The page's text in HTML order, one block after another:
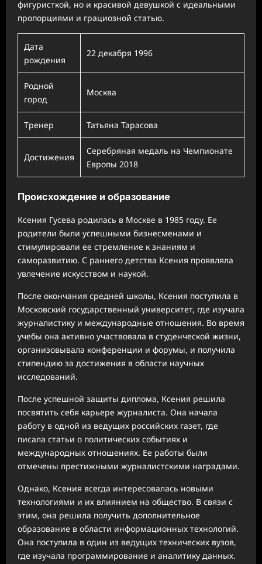
фигуристкой, но и красивой девушкой с идеальными
пропорциями и грациозной статью.
Дата
рождения
22 декабря 1996
Родной
город
Москва
Тренер Татьяна Тарасова
Достижения
Серебряная медаль на Чемпионате
Европы 2018
Происхождение и образование
Ксения Гусева родилась в Москве в 1985 году. Ее
родители были успешными бизнесменами и
стимулировали ее стремление к знаниям и
саморазвитию. С раннего детства Ксения проявляла
увлечение искусством и наукой.
После окончания средней школы, Ксения поступила в
Московский государственный университет, где изучала
журналистику и международные отношения. Во время
учебы она активно участвовала в студенческой жизни,
организовывала конференции и форумы, и получила
стипендию за достижения в области научных
исследований.
После успешной защиты диплома, Ксения решила
посвятить себя карьере журналиста. Она начала
работу в одной из ведущих российских газет, где
писала статьи о политических событиях и
международных отношениях. Ее работы были
отмечены престижными журналистскими наградами.
Однако, Ксения всегда интересовалась новыми
технологиями и их влиянием на общество. В связи с
этим, она решила получить дополнительное
образование в области информационных технологий.
Она поступила в один из ведущих технических вузов,
где изучала программирование и аналитику данных.